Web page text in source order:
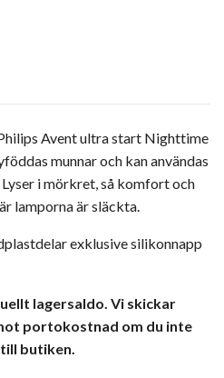
Avent ultra start Nighttime
munnar och kan användas
i mörkret, så komfort och
lamporna är släckta.
exklusive silikonnapp
lagersaldo. Vi skickar
portokostnad om du inte
butiken.